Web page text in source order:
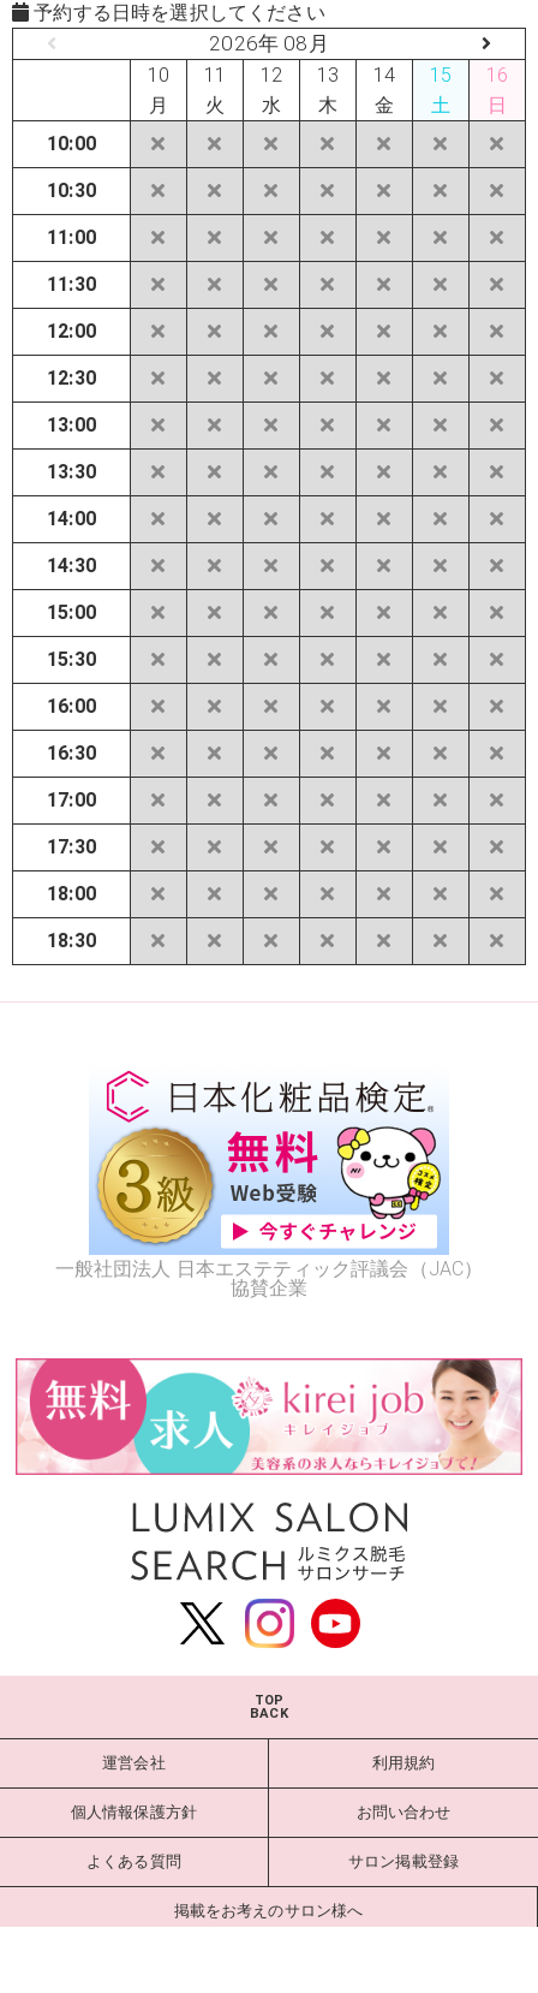
予約する日時を選択してください
2026年 08月
10
月
11
火
12
水
13
木
14
金
15
土
16
日
10:00
10:30
11:00
11:30
12:00
12:30
13:00
13:30
14:00
14:30
15:00
15:30
16:00
16:30
17:00
17:30
18:00
18:30
一般社団法人 日本エステティック評議会（JAC）
協賛企業
TOP
BACK
運営会社 利用規約
個人情報保護方針 お問い合わせ
よくある質問 サロン掲載登録
掲載をお考えのサロン様へ